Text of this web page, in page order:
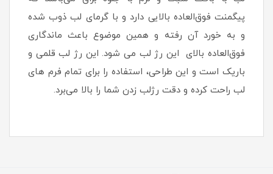
پیگمنت فوق‌العاده بالایی دارد و با گرمای لب ذوب شده
و به خورد آن رفته و همین موضوع باعث ماندگاری
فوق‌العاده بالای این رژ لب می شود. این رژ لب قلمی و
باریک است و این طراحی، استفاده را برای تمام فرم های
لب راحت کرده و دقت رژلب زدن شما را بالا می‌برد.